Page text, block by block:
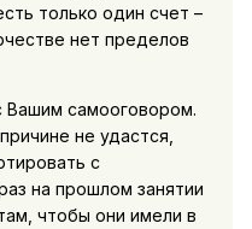
только один счет –
нет пределов
Вашим самооговором.
не удастся,
с
на прошлом занятии
чтобы они имели в